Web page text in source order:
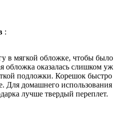
:
в мягкой обложке, чтобы было
обложка оказалась слишком уж
подложки. Корешок быстро
Для домашнего использования
лучше твердый переплет.